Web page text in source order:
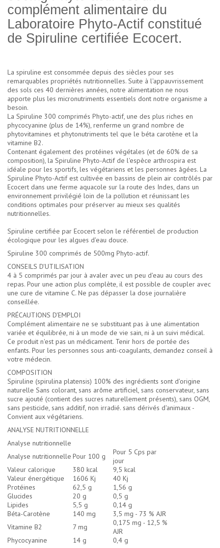
complément alimentaire du
Laboratoire Phyto-Actif constitué
de Spiruline certifiée Ecocert.
La spiruline est consommée depuis des siècles pour ses
remarquables propriétés nutritionnelles. Suite à l'appauvrissement
des sols ces 40 dernières années, notre alimentation ne nous
apporte plus les micronutriments essentiels dont notre organisme a
besoin.
La Spiruline 300 comprimés Phyto-actif, une des plus riches en
phycocyanine (plus de 14%), renferme un grand nombre de
phytovitamines et phytonutriments tel que le béta carotène et la
vitamine B2.
Contenant également des protéines végétales (et de 60% de sa
composition), la Spiruline Phyto-Actif de l'espèce arthrospira est
idéale pour les sportifs, les végétariens et les personnes âgées. La
Spiruline Phyto-Actif est cultivée en bassins de plein air contrôlés par
Ecocert dans une ferme aquacole sur la route des Indes, dans un
environnement privilégié loin de la pollution et réunissant les
conditions optimales pour préserver au mieux ses qualités
nutritionnelles.
Spiruline certifiée par Ecocert selon le référentiel de production
écologique pour les algues d'eau douce.
Spiruline 300 comprimés de 500mg Phyto-actif.
CONSEILS D'UTILISATION
4 à 5 comprimés par jour à avaler avec un peu d'eau au cours des
repas. Pour une action plus complète, il est possible de coupler avec
une cure de vitamine C. Ne pas dépasser la dose journalière
conseillée.
PRÉCAUTIONS D'EMPLOI
Complément alimentaire ne se substituant pas à une alimentation
variée et équilibrée, ni à un mode de vie sain, ni à un suivi médical.
Ce produit n'est pas un médicament. Tenir hors de portée des
enfants. Pour les personnes sous anti-coagulants, demandez conseil à
votre médecin.
COMPOSITION
Spiruline (spirulina platensis) 100% des ingrédients sont d'origine
naturelle Sans colorant, sans arôme artificiel, sans conservateur, sans
sucre ajouté (contient des sucres naturellement présents), sans OGM,
sans pesticide, sans additif, non irradié. sans dérivés d'animaux -
Convient aux végétariens.
ANALYSE NUTRITIONNELLE
Analyse nutritionnelle
Analyse nutritionnelle Pour 100 g
Pour 5 Cps par
jour
Valeur calorique
380 kcal
9,5 kcal
Valeur énergétique
1606 Kj
40 Kj
Protéines
62,5 g
1,56 g
Glucides
20 g
0,5 g
Lipides
5,5 g
0,14 g
Béta-Carotène
140 mg
3,5 mg - 73 % AJR
Vitamine B2
7 mg
0,175 mg - 12,5 %
AJR
Phycocyanine
14 g 0,4 g